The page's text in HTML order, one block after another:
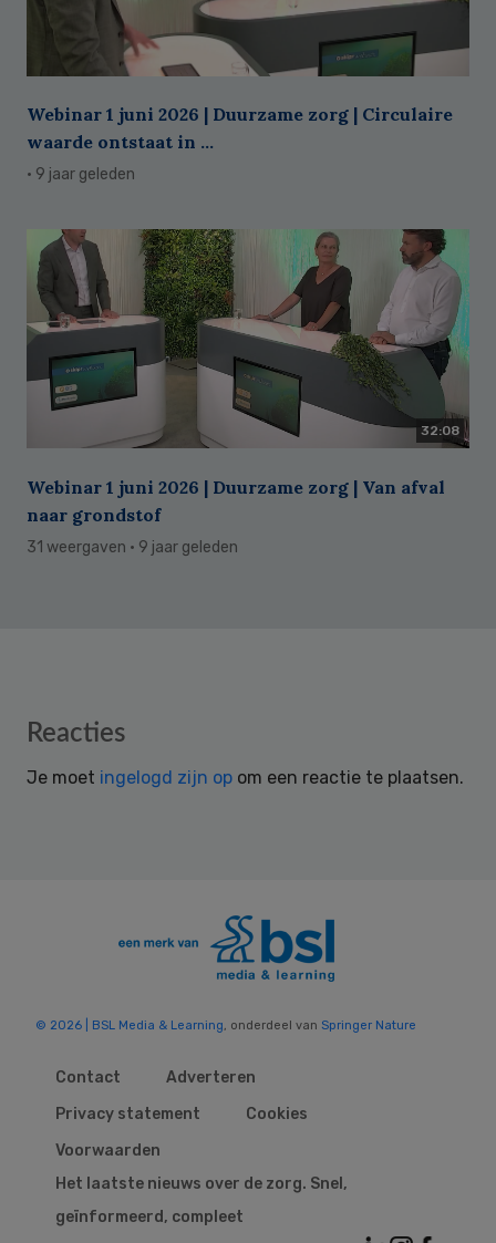
Webinar 1 juni 2026 | Duurzame zorg | Circulaire
waarde ontstaat in ...
· 9 jaar geleden
32:08
Webinar 1 juni 2026 | Duurzame zorg | Van afval
naar grondstof
31 weergaven · 9 jaar geleden
Reader
Reacties
Je moet ingelogd zijn op om een reactie te plaatsen.
© 2026 | BSL Media & Learning, onderdeel van Springer Nature
Contact
Adverteren
Privacy statement
Cookies
Voorwaarden
Het laatste nieuws over de zorg. Snel,
geïnformeerd, compleet